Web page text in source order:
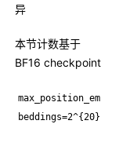
异
本节计数基于
BF16 checkpoint
max_position_em
beddings=2^{20}